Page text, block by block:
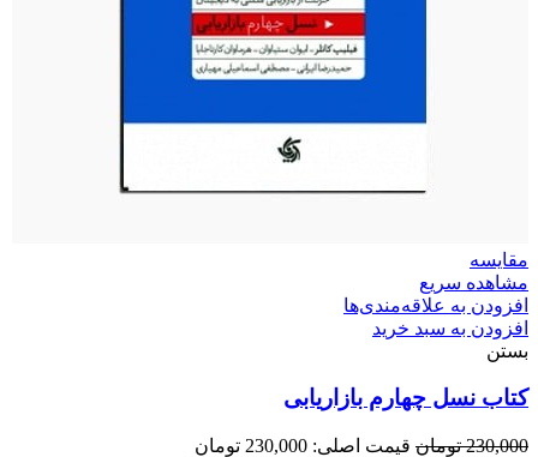
مقایسه
مشاهده سریع
افزودن به علاقه‌مندی‌ها
افزودن به سبد خرید
بستن
کتاب نسل چهارم بازاریابی
230,000 تومان
قیمت اصلی: 230,000 تومان